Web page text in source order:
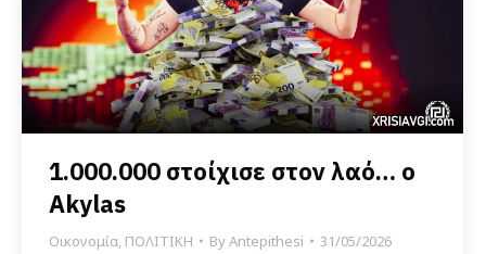
1.000.000 στοίχισε στον λαό… ο
Akylas
Οικονομία ΠΟΛΙΤΙΚΗ ByAntepithesi 31/05/2026